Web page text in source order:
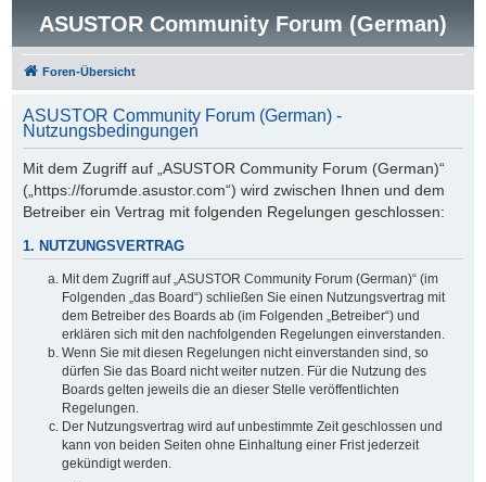
ASUSTOR Community Forum (German)
Foren-Übersicht
ASUSTOR Community Forum (German) -
Nutzungsbedingungen
Mit dem Zugriff auf „ASUSTOR Community Forum (German)“
(„https://forumde.asustor.com“) wird zwischen Ihnen und dem
Betreiber ein Vertrag mit folgenden Regelungen geschlossen:
1. NUTZUNGSVERTRAG
Mit dem Zugriff auf „ASUSTOR Community Forum (German)“ (im
Folgenden „das Board“) schließen Sie einen Nutzungsvertrag mit
dem Betreiber des Boards ab (im Folgenden „Betreiber“) und
erklären sich mit den nachfolgenden Regelungen einverstanden.
Wenn Sie mit diesen Regelungen nicht einverstanden sind, so
dürfen Sie das Board nicht weiter nutzen. Für die Nutzung des
Boards gelten jeweils die an dieser Stelle veröffentlichten
Regelungen.
Der Nutzungsvertrag wird auf unbestimmte Zeit geschlossen und
kann von beiden Seiten ohne Einhaltung einer Frist jederzeit
gekündigt werden.